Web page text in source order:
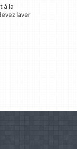
à la
laver